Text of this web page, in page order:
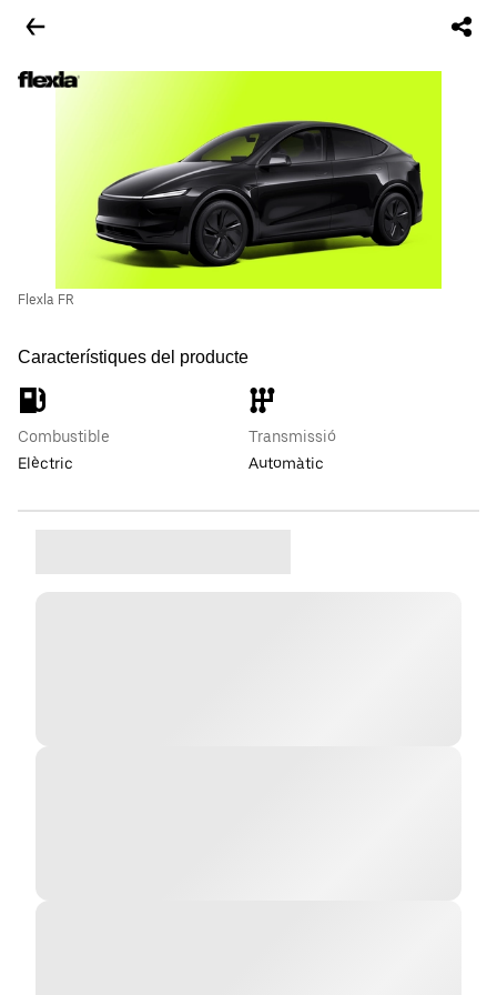
Flexla FR
Característiques del producte
Combustible
Elèctric
Transmissió
Automàtic